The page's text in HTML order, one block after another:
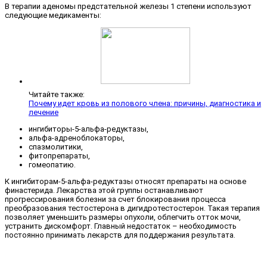
В терапии аденомы предстательной железы 1 степени используют
следующие медикаменты:
Читайте также:
Почему идет кровь из полового члена: причины, диагностика и
лечение
ингибиторы-5-альфа-редуктазы,
альфа-адреноблокаторы,
спазмолитики,
фитопрепараты,
гомеопатию.
К ингибиторам-5-альфа-редуктазы относят препараты на основе
финастерида. Лекарства этой группы останавливают
прогрессирования болезни за счет блокирования процесса
преобразования тестостерона в дигидротестостерон. Такая терапия
позволяет уменьшить размеры опухоли, облегчить отток мочи,
устранить дискомфорт. Главный недостаток – необходимость
постоянно принимать лекарств для поддержания результата.